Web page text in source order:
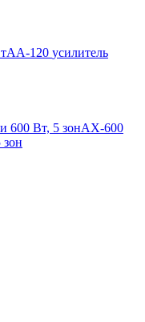
AA-120 усилитель
AX-600